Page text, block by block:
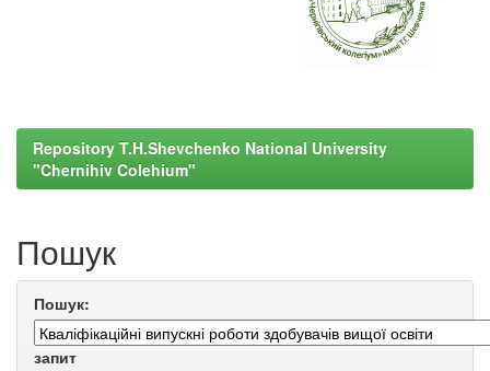
Repository T.H.Shevchenko National University
"Chernihiv Colehium"
Пошук
Пошук:
запит